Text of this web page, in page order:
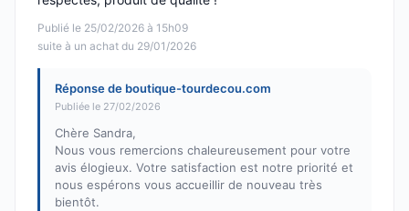
Publié le 25/02/2026 à 15h09
suite à un achat du 29/01/2026
Réponse de boutique-tourdecou.com
Publiée le 27/02/2026
Chère Sandra,
Nous vous remercions chaleureusement pour votre
avis élogieux. Votre satisfaction est notre priorité et
nous espérons vous accueillir de nouveau très
bientôt.